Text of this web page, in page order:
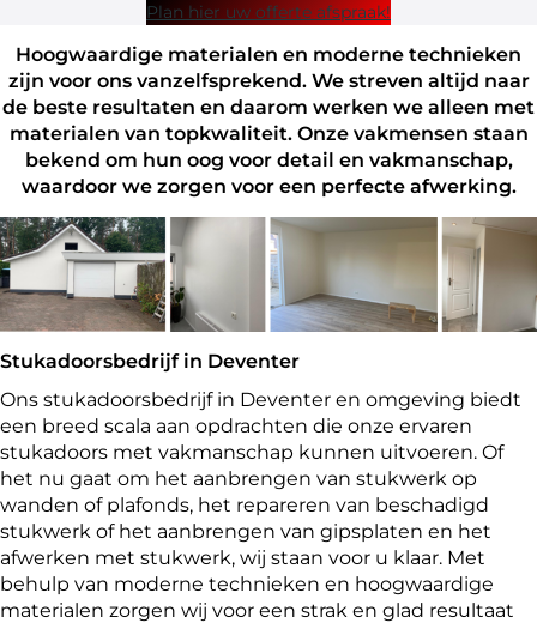
Plan hier uw offerte afspraak!
Hoogwaardige materialen en moderne technieken
zijn voor ons vanzelfsprekend. We streven altijd naar
de beste resultaten en daarom werken we alleen met
materialen van topkwaliteit. Onze vakmensen staan
bekend om hun oog voor detail en vakmanschap,
waardoor we zorgen voor een perfecte afwerking.
Stukadoorsbedrijf in Deventer
Ons stukadoorsbedrijf in Deventer en omgeving biedt
een breed scala aan opdrachten die onze ervaren
stukadoors met vakmanschap kunnen uitvoeren. Of
het nu gaat om het aanbrengen van stukwerk op
wanden of plafonds, het repareren van beschadigd
stukwerk of het aanbrengen van gipsplaten en het
afwerken met stukwerk, wij staan voor u klaar. Met
behulp van moderne technieken en hoogwaardige
materialen zorgen wij voor een strak en glad resultaat